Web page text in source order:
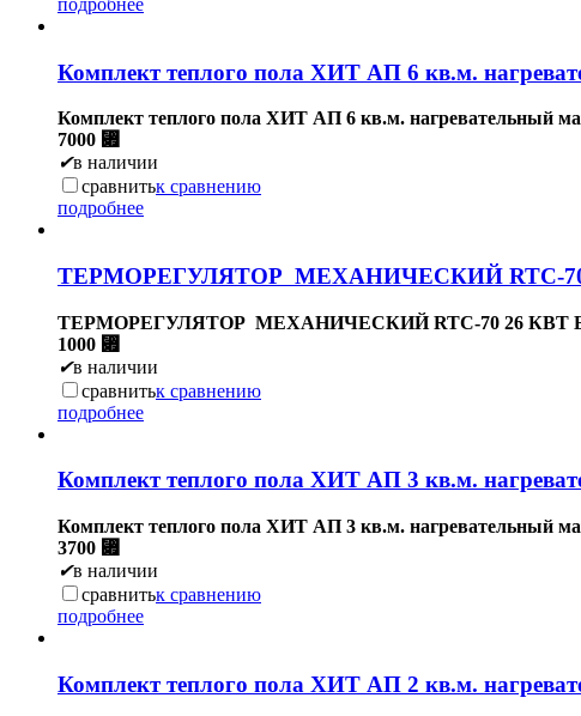
Комплект теплого пола ХИТ АП 6 кв.м.
Комплект теплого пола ХИТ АП 6 кв.м. нагревательный
7000 ⃏
✔в наличии
сравнитьк сравнению
подробнее
ТЕРМОРЕГУЛЯТОР МЕХАНИЧЕСКИЙ RTC-70
ТЕРМОРЕГУЛЯТОР МЕХАНИЧЕСКИЙ RTC-70 26 КВТ
1000 ⃏
✔в наличии
сравнитьк сравнению
подробнее
Комплект теплого пола ХИТ АП 3 кв.м.
Комплект теплого пола ХИТ АП 3 кв.м. нагревательный
3700 ⃏
✔в наличии
сравнитьк сравнению
подробнее
Комплект теплого пола ХИТ АП 2 кв.м.